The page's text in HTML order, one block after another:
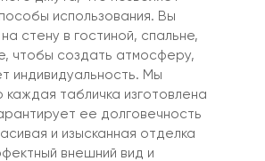
использования. Вы
стену в гостиной, спальне,
чтобы создать атмосферу,
индивидуальность. Мы
каждая табличка изготовлена
ее долговечность
и изысканная отделка
внешний вид и